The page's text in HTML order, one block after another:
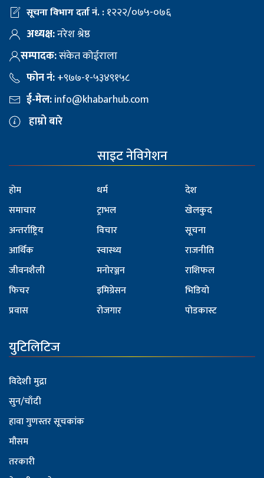
सूचना विभाग दर्ता नं. :१२२२/०७५-०७६
अध्यक्ष:नरेश श्रेष्ठ
सम्पादक:संकेत कोईराला
फोन नं:+९७७-१-५३४९१५८
ई-मेल:info@khabarhub.com
हाम्रो बारे
साइट नेविगेशन
होम
समाचार
अन्तर्राष्ट्रिय
आर्थिक
जीवनशैली
फिचर
प्रवास
धर्म
ट्राभल
विचार
स्वास्थ्य
मनोरञ्जन
इमिग्रेसन
रोजगार
देश
खेलकुद
सूचना
राजनीति
राशिफल
भिडियो
पोडकास्ट
युटिलिटिज
विदेशी मुद्रा
सुन/चाँदी
हावा गुणस्तर सूचकांक
मौसम
तरकारी